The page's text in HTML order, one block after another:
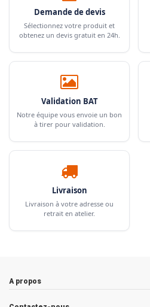
Demande de devis
Sélectionnez votre produit et
obtenez un devis gratuit en 24h.
Validation BAT
Notre équipe vous envoie un bon
à tirer pour validation.
Livraison
Livraison à votre adresse ou
retrait en atelier.
A propos